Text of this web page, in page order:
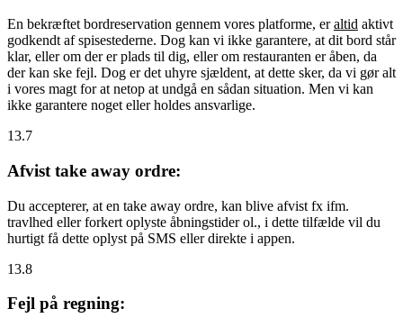
En bekræftet bordreservation gennem vores platforme, eraltid aktivt
godkendt af spisestederne. Dog kan vi ikke garantere, at dit bord står
klar, eller om der er plads til dig, eller om restauranten er åben, da
der kan ske fejl. Dog er det uhyre sjældent, at dette sker, da vi gør alt
i vores magt for at netop at undgå en sådan situation. Men vi kan
ikke garantere noget eller holdes ansvarlige.
13.7
Afvist take away ordre:
Du accepterer, at en take away ordre, kan blive afvist fx ifm.
travlhed eller forkert oplyste åbningstider ol., i dette tilfælde vil du
hurtigt få dette oplyst på SMS eller direkte i appen.
13.8
Fejl på regning: